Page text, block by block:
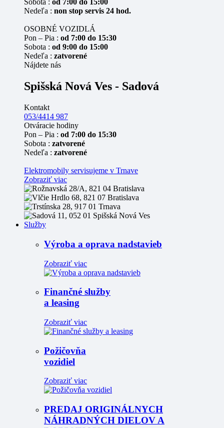
Sobota : od 7:00 do 15:00
Nedeľa : non stop servis 24 hod.
OSOBNÉ VOZIDLÁ
Pon – Pia : od 7:00 do 15:30
Sobota : od 9:00 do 15:00
Nedeľa : zatvorené
Nájdete nás
Spišská Nová Ves - Sadová
Kontakt
053/4414 987
Otváracie hodiny
Pon – Pia : od 7:00 do 15:30
Sobota : zatvorené
Nedeľa : zatvorené
Elektromobily servisujeme v Trnave
Zobraziť viac
Služby
Výroba a oprava nadstavieb
Zobraziť viac
Finančné služby
a leasing
Zobraziť viac
Požičovňa
vozidiel
Zobraziť viac
PREDAJ ORIGINÁLNYCH
NÁHRADNÝCH DIELOV A